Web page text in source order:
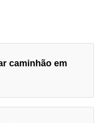
caminhão em